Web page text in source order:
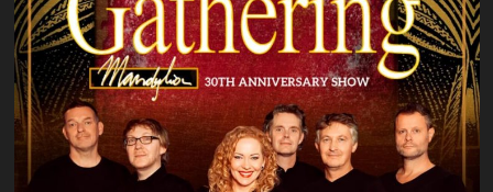
para
su
regreso
a
Chile